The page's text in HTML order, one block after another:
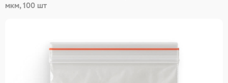
мкм, 100 шт